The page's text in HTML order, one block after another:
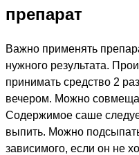
препарат
Важно применять
нужного результата.
принимать средство 2
вечером. Можно
Содержимое саше
выпить. Можно
зависимого, если он не